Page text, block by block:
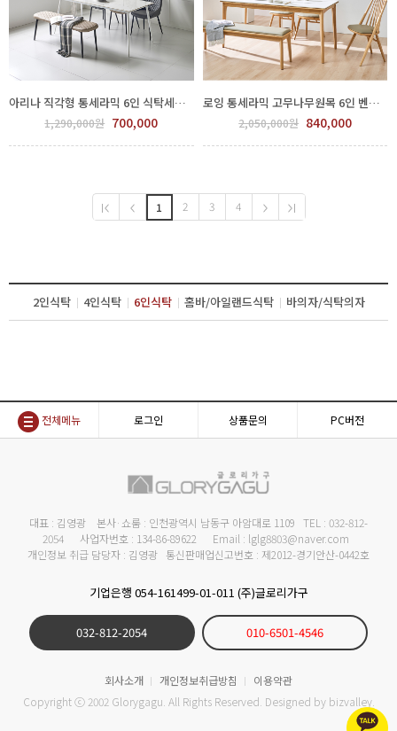
아리나 직각형 통세라믹 6인 식탁세트(화이트+화이트다리) GGH 550-415
1,290,000원 700,000
로잉 통세라믹 고무나무원목 6인 벤치형 일반의자형 식탁세트 GPP 66-0001
2,050,000원 840,000
1 2 3 4
2인식탁 4인식탁 6인식탁 홈바/아일랜드식탁 바의자/식탁의자
전체메뉴 로그인 상품문의 PC버전
대표 : 김영광 본사·쇼룸 : 인천광역시 남동구 아암대로 1109 TEL : 032-812-
2054 사업자번호 : 134-86-89622 Email : lglg8803@naver.com
개인정보 취급 담당자 : 김영광 통신판매업신고번호 : 제2012-경기안산-0442호
기업은행 054-161499-01-011 (주)글로리가구
032-812-2054 010-6501-4546
회사소개 개인정보취급방침
이용약관
Copyright ⓒ 2002 Glorygagu. All Rights Reserved. Designed by bizvalley.